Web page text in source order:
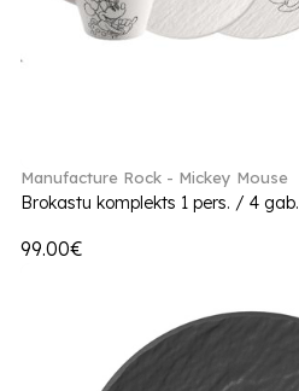
Manufacture Rock - Mickey Mouse
Brokastu komplekts 1 pers. / 4 gab.
99.00€